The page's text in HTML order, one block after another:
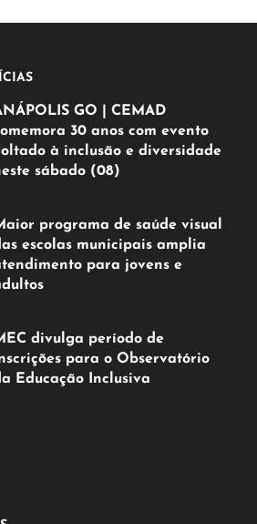
GO | CEMAD
30 anos com evento
à inclusão e diversidade
sábado (08)
programa de saúde visual
escolas municipais amplia
para jovens e
divulga período de
para o Observatório
Educação Inclusiva